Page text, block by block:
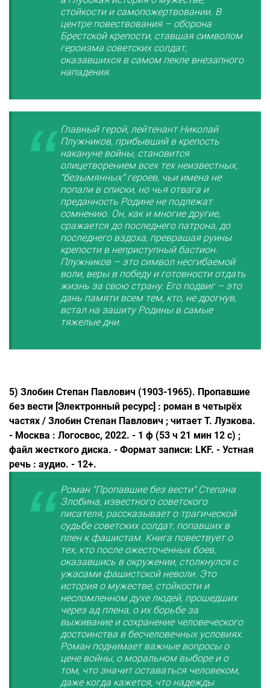
стойкости и самопожертвовании. В
центре повествования – оборона
Брестской крепости, ставшая символом
героизма советских солдат,
оказавшихся в самом пекле внезапного
нападения.
Главный герой, лейтенант Николай
Плужников, прибывший в крепость
накануне войны, становится
олицетворением всех тех неизвестных,
"безымянных" героев, чьи имена не
попали в списки, но чья отвага и
преданность Родине не подлежат
сомнению. Он, как и многие другие,
сражается до последнего патрона, до
последнего вздоха, превращая руины
крепости в неприступный бастион.
Плужников – это символ несгибаемой
воли, веры в победу и готовности отдать
жизнь за свою страну. Его подвиг – это
дань памяти всем тем, кто, не дрогнув,
встал на защиту Родины в самые
тяжелые дни.
5) Злобин Степан Павлович (1903-1965). Пропавшие
без вести [Электронный ресурс] : роман в четырёх
частях / Злобин Степан Павлович ; читает Т. Лузкова.
- Москва : Логосвос, 2022. - 1 ф (53 ч 21 мин 12 с) ;
файл жесткого диска. - Формат записи: LKF. - Устная
речь : аудио. - 12+.
Роман "Пропавшие без вести" Степана
Злобина, известного советского
писателя, рассказывает о трагической
судьбе советских солдат, попавших в
плен к фашистам. Книга повествует о
тех, кто после ожесточенных боев,
оказавшись в окружении, столкнулся с
ужасами фашистской неволи. Это
история о мужестве, стойкости и
несломленном духе людей, прошедших
через ад плена, о их борьбе за
выживание и сохранение человеческого
достоинства в бесчеловечных условиях.
Роман поднимает важные вопросы о
цене войны, о моральном выборе и о
том, что значит оставаться человеком,
даже когда кажется, что надежды